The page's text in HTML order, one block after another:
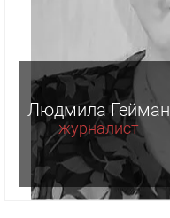
Людмила Гейман
журналист